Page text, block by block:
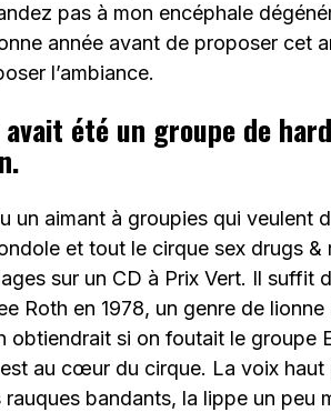
pas à mon encéphale
année avant de proposer cet
l’ambiance.
avait été un groupe de
un aimant à groupies qui veulent
et tout le cirque sex drugs &
sur un CD à Prix Vert. Il suffit
Roth en 1978, un genre de
obtiendrait si on foutait le groupe
au cœur du cirque. La voix
bandants, la lippe un peu